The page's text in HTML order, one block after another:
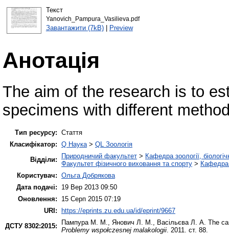
Текст
Yanovich_Pampura_Vasilieva.pdf
Завантажити (7kB)| Preview
Анотація
The aim of the research is to
specimens with different
Тип ресурсу: Стаття
Класифікатор: Q Наука > QL Зоологія
Відділи:
Природничий факультет > Кафедра зоології,
Факультет фізичного виховання та спорту > Кафедра
Користувач: Ольга Добрякова
Дата подачі:
19 Вер 2013 09:50
Оновлення:
15 Серп 2015 07:19
URI: https://eprints.zu.edu.ua/id/eprint/9667
ДСТУ 8302:2015:
Пампура М. М. Янович Л. М. Васільєва Л. А. The
Problemy wspołczesnej malakologii . 2011. ст. 88.